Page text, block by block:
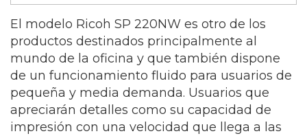
El modelo Ricoh SP 220NW es otro de los
productos destinados principalmente al
mundo de la oficina y que también dispone
de un funcionamiento fluido para usuarios de
pequeña y media demanda. Usuarios que
apreciarán detalles como su capacidad de
impresión con una velocidad que llega a las